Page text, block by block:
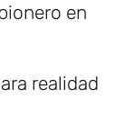
en
realidad